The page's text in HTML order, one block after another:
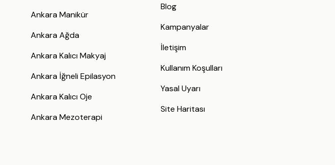
Ankara Manikür
Ankara Ağda
Ankara Kalıcı Makyaj
Ankara İğneli Epilasyon
Ankara Kalıcı Oje
Ankara Mezoterapi
Blog
Kampanyalar
İletişim
Kullanım Koşulları
Yasal Uyarı
Site Haritası